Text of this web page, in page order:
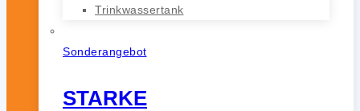
Trinkwassertank
Sonderangebot
STARKE